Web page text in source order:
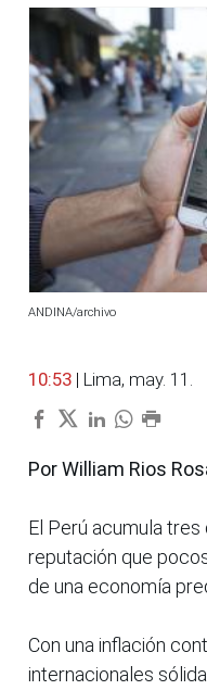
ANDINA/archivo
10:53 | Lima, may. 11.
Por William Rios
El Perú acumula
reputación que
de una economía
Con una inflación
internacionales